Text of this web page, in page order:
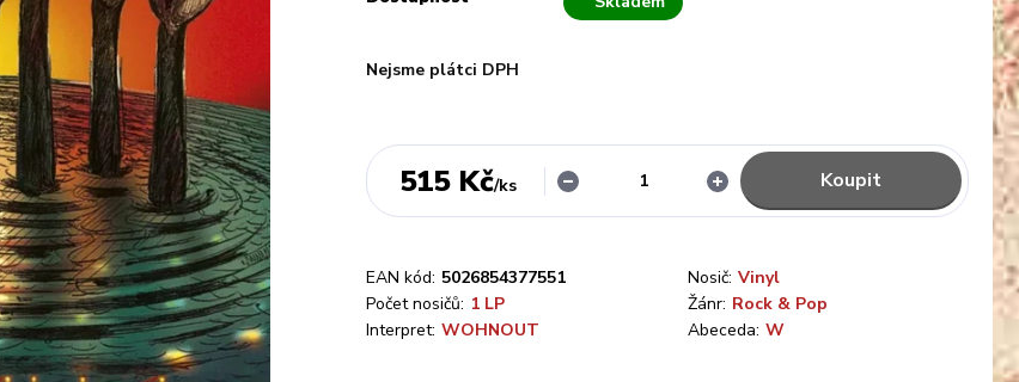
Nejsme plátci DPH
515 Kč/ks Koupit
EAN kód: 5026854377551 Nosič: Vinyl
Počet nosičů: 1 LP Žánr: Rock & Pop
Interpret: WOHNOUT Abeceda: W